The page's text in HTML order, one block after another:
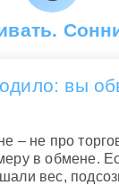
вы
– не про
в обмене.
вес,